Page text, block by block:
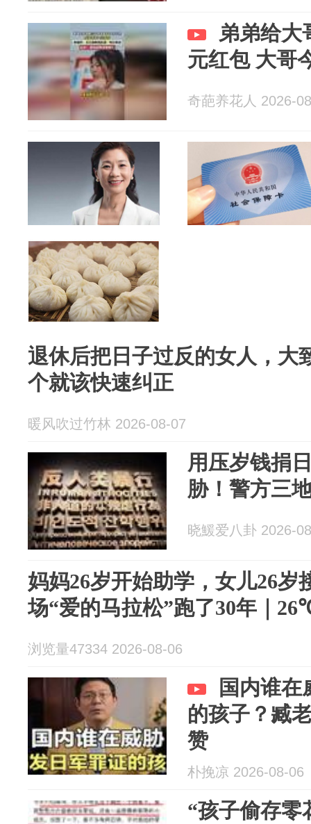
弟弟给大
元红包 大哥
奇葩养花人 2026-
退休后把日子过反的女人，大
个就该快速纠正
暖风吹过竹林 2026-08-07
用压岁钱捐
胁！警方三
晓鰀爱八卦 2026-
妈妈26岁开始助学，女儿26岁
场“爱的马拉松”跑了30年｜
浏览量47334 2026-08-06
国内谁在
的孩子？臧
赞
朴挽凉 2026-08-06
“孩子偷存零